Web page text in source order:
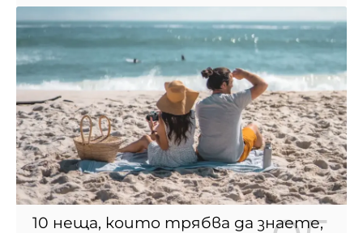
10 неща, които трябва да знаете,